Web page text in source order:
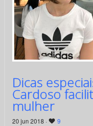
Dicas
Cardoso
mulher
20 jun 2018 · 9